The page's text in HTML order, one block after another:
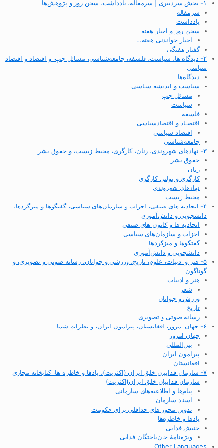
۱- بخش سردبیری | سرمقاله، یادداشت، سخن روز و پژوهش‌ها
سرمقاله
یادداشت
سخن روز و اخبار هفته
اخبار خواندنی هفته…
گفتار هفتگی
۲- دیدگاه ها، سیاست، فلسفه، جامعه‌شناسی، مسائل چپ، و اقتصاد و اقتصاد
سیاسی
دیدگاه‌ها
سیاست و اندیشه سیاسی
مسائل چپ
سیاست
فلسفه
اقتصـاد و اقتصاد‌سیاسی
اقتصاد سیاسی
جامعه‌شناسی
۳- نهادهای شهروندی، زنان، کارگری، محیط زیست، و حقوق بشر
حقوق بشر
زنان
کارگری و بولتن کارگری
نهادهای شهروندی
محیط زیست
۴- اتحادیه های صنفی، احزاب و سازمان‌های سیاسی، گفتگوها و میزگردها،
دانشجویی و دانش‌آموزی
اتحادیه ها و کانون های صنفی
احزاب و سازمان‌های سیاسی
گفتگوها و میزگردها
دانشجویی و دانش‌آموزی
۵- هنر و ادبیات، علوم، تاریخ، ورزشی و جوانان، رسانه صوتی و تصویری، و
گوناگون
هنر و ادبیات
شعر
ورزش و جوانان
تاریخ
رسانه صوتی و تصویری
۶- جهان امروز، افغانستان، پیرامون ایران، و نظرات شما
جهان امروز
بین‌المللی
پیرامون ایران
افغانستان
۷- سازمان فداییان خلق ایران (اکثریت)، یادها و خاطره ها، کتابخانه مجازی
سازمان فداییان خلق ایران(اکثریت)
پیام‌ها و اطلاعیه‌های سازمانی
اسناد سازمان
تدوین محور های حداقلی برای حکومت
یادها و خاطره‌ها
جنبش فدایی
ویژه‌نامهٔ جان‌باختگان فدایی
Other Languages